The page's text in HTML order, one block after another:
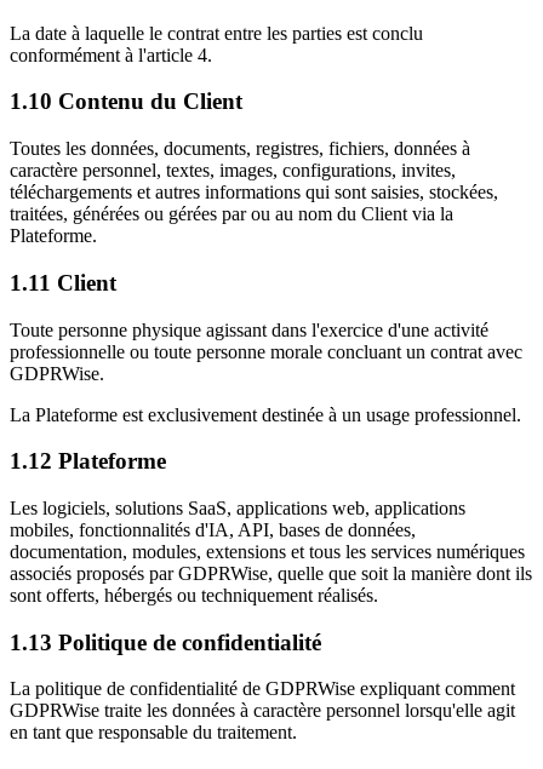
La date à laquelle le contrat entre les parties est conclu
conformément à l'article 4.
1.10 Contenu du Client
Toutes les données, documents, registres, fichiers, données à
caractère personnel, textes, images, configurations, invites,
téléchargements et autres informations qui sont saisies, stockées,
traitées, générées ou gérées par ou au nom du Client via la
Plateforme.
1.11 Client
Toute personne physique agissant dans l'exercice d'une activité
professionnelle ou toute personne morale concluant un contrat avec
GDPRWise.
La Plateforme est exclusivement destinée à un usage professionnel.
1.12 Plateforme
Les logiciels, solutions SaaS, applications web, applications
mobiles, fonctionnalités d'IA, API, bases de données,
documentation, modules, extensions et tous les services numériques
associés proposés par GDPRWise, quelle que soit la manière dont ils
sont offerts, hébergés ou techniquement réalisés.
1.13 Politique de confidentialité
La politique de confidentialité de GDPRWise expliquant comment
GDPRWise traite les données à caractère personnel lorsqu'elle agit
en tant que responsable du traitement.